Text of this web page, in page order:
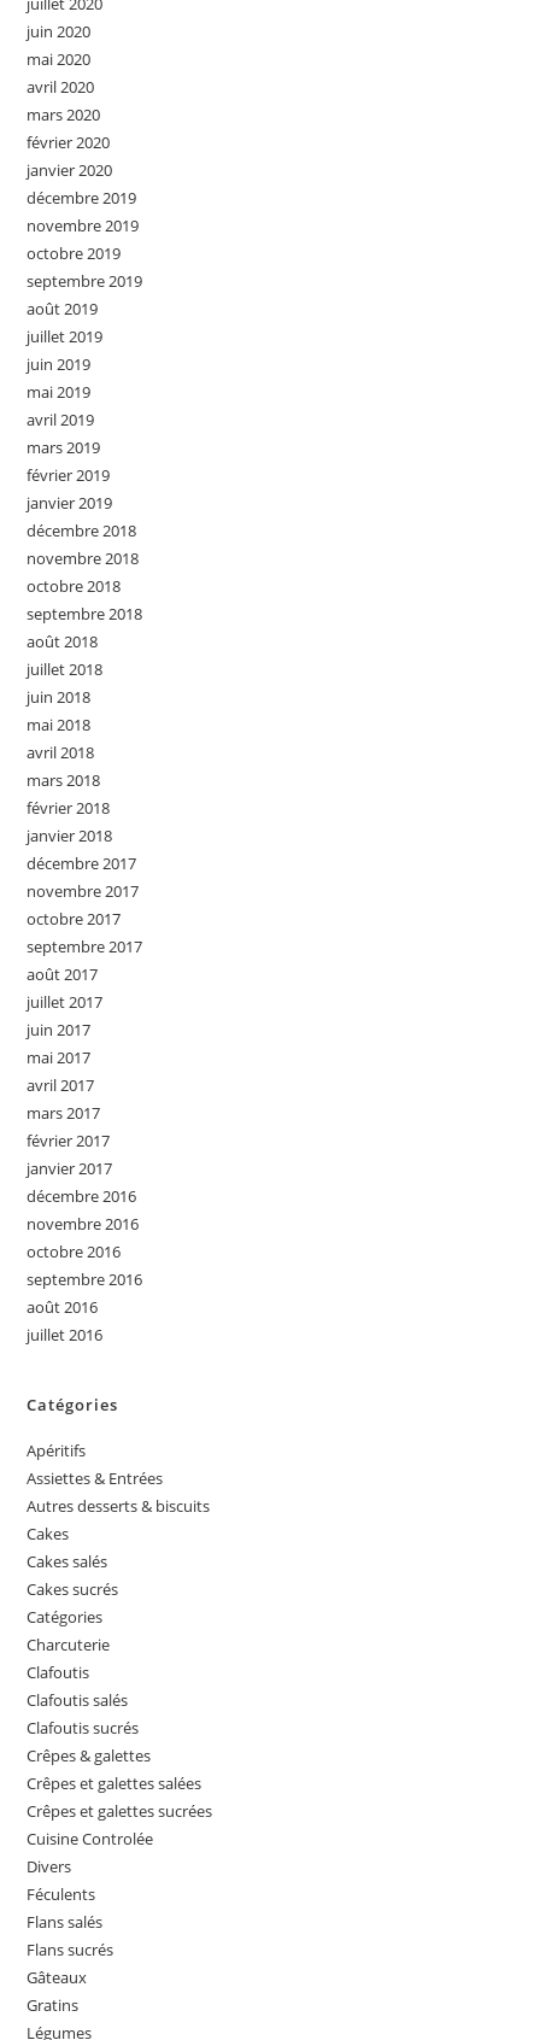
juin 2020
mai 2020
avril 2020
mars 2020
février 2020
janvier 2020
décembre 2019
novembre 2019
octobre 2019
septembre 2019
août 2019
juillet 2019
juin 2019
mai 2019
avril 2019
mars 2019
février 2019
janvier 2019
décembre 2018
novembre 2018
octobre 2018
septembre 2018
août 2018
juillet 2018
juin 2018
mai 2018
avril 2018
mars 2018
février 2018
janvier 2018
décembre 2017
novembre 2017
octobre 2017
septembre 2017
août 2017
juillet 2017
juin 2017
mai 2017
avril 2017
mars 2017
février 2017
janvier 2017
décembre 2016
novembre 2016
octobre 2016
septembre 2016
août 2016
juillet 2016
Catégories
Apéritifs
Assiettes & Entrées
Autres desserts & biscuits
Cakes
Cakes salés
Cakes sucrés
Catégories
Charcuterie
Clafoutis
Clafoutis salés
Clafoutis sucrés
Crêpes & galettes
Crêpes et galettes salées
Crêpes et galettes sucrées
Cuisine Controlée
Divers
Féculents
Flans salés
Flans sucrés
Gâteaux
Gratins
Légumes